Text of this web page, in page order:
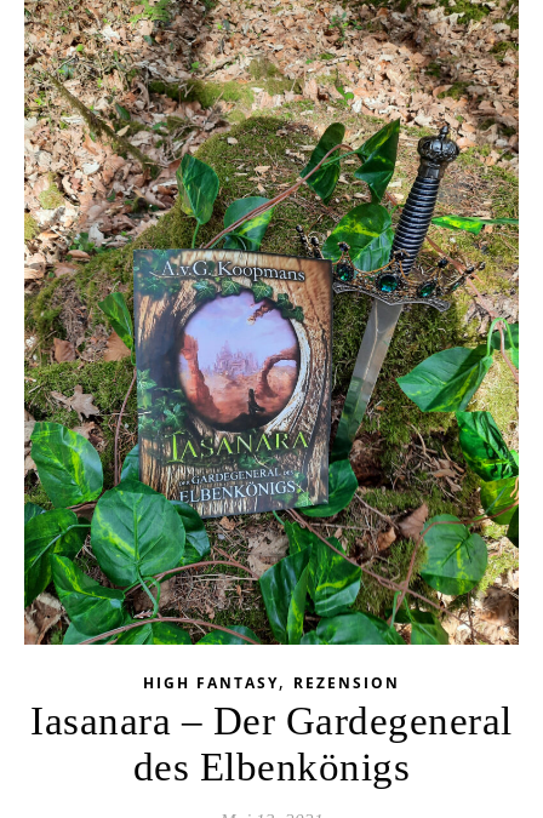
HIGH FANTASY, REZENSION
Iasanara – Der Gardegeneral
des Elbenkönigs